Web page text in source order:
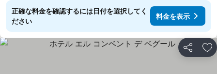
正確な料金を確認するには日付を選択してく
ださい
料金を表示
シェア お